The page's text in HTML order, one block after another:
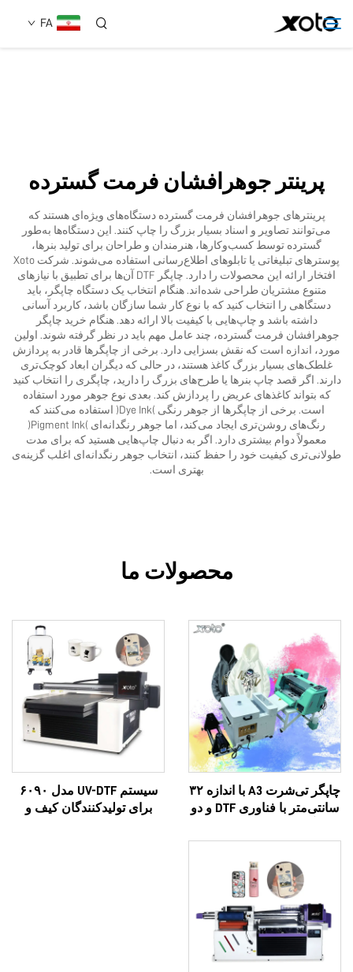
FA
اخبار
خدمات
استفاده
تماس با ما
پرینتر جوهرافشان فرمت گسترده
پرینترهای جوهرافشان فرمت گسترده دستگاه‌های ویژه‌ای هستند که
می‌توانند تصاویر و اسناد بسیار بزرگ را چاپ کنند. این دستگاه‌ها به‌طور
گسترده توسط کسب‌وکارها، هنرمندان و طراحان برای تولید بنرها،
پوسترهای تبلیغاتی یا تابلوهای اطلاع‌رسانی استفاده می‌شوند. شرکت Xoto
افتخار ارائه این محصولات را دارد. چاپگر DTF
آن‌ها برای تطبیق با نیازهای
متنوع مشتریان طراحی شده‌اند. هنگام انتخاب یک دستگاه چاپگر، باید
دستگاهی را انتخاب کنید که با نوع کار شما سازگان باشد، کاربرد آسانی
داشته باشد و چاپ‌هایی با کیفیت بالا ارائه دهد. هنگام خرید چاپگر
جوهرافشان فرمت گسترده، چند عامل مهم باید در نظر گرفته شوند. اولین
مورد، اندازه است که نقش بسزایی دارد. برخی از چاپگرها قادر به پردازش
غلطک‌های بسیار بزرگ کاغذ هستند، در حالی که دیگران ابعاد کوچک‌تری
دارند. اگر قصد چاپ بنرها یا طرح‌های بزرگ را دارید، چاپگری را انتخاب کنید
که بتواند کاغذهای عریض را پردازش کند. بعدی نوع جوهر مورد استفاده
است. برخی از چاپگرها از جوهر رنگی (Dye Ink) استفاده می‌کنند که
رنگ‌های روشن‌تری ایجاد می‌کند، اما جوهر رنگدانه‌ای (Pigment Ink)
معمولاً دوام بیشتری دارد. اگر به دنبال چاپ‌هایی هستید که برای مدت
طولانی‌تری کیفیت خود را حفظ کنند، انتخاب جوهر رنگدانه‌ای اغلب گزینه‌ی
بهتری است.
محصولات ما
چاپگر تی‌شرت A3 با اندازه ۳۲
سانتی‌متر با فناوری DTF و دو
i1600A1
سیستم UV-DTF مدل ۶۰۹۰
برای تولیدکنندگان کیف و